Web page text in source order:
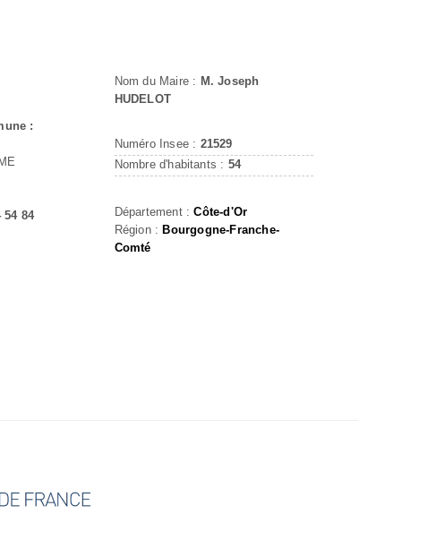
:
54 84
Nom du Maire : M. Joseph
HUDELOT
Numéro Insee : 21529
Nombre d'habitants : 54
Département :Côte-d'Or
Région : Bourgogne-Franche-
Comté